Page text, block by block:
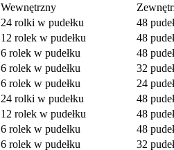
Wewnętrzny
24 rolki w pudełku
48
12 rolek w pudełku
48
6 rolek w pudełku
48
6 rolek w pudełku
32
6 rolek w pudełku
24
24 rolki w pudełku
48
12 rolek w pudełku
48
6 rolek w pudełku
48
6 rolek w pudełku
32